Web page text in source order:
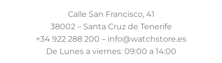
Calle San Francisco, 41
38002 – Santa Cruz de Tenerife
+34 922 288 200 – info@watchstore.es
De Lunes a viernes: 09:00 a 14:00